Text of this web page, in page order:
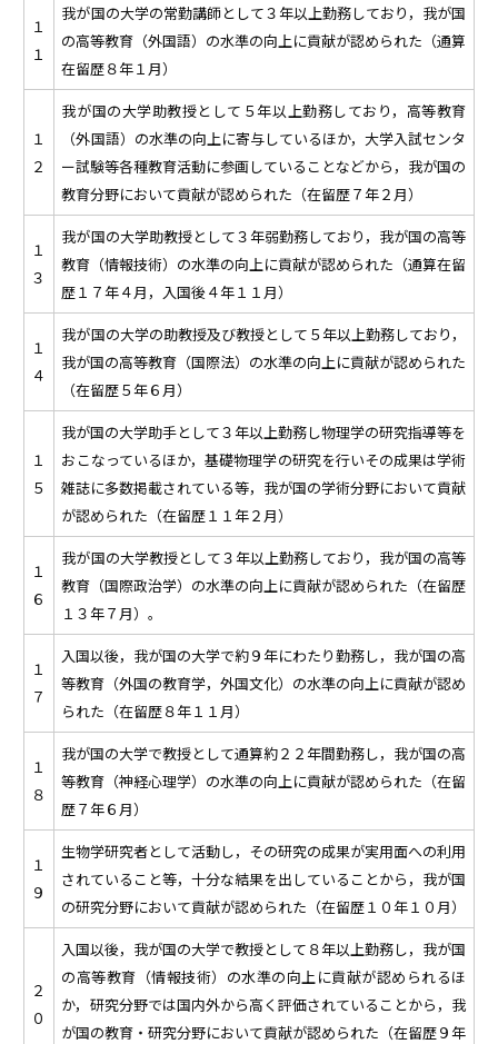
１
１
我が国の大学の常勤講師として３年以上勤務しており，我が国
の高等教育（外国語）の水準の向上に貢献が認められた（通算
在留歴８年１月）
１
２
我が国の大学助教授として５年以上勤務しており，高等教育
（外国語）の水準の向上に寄与しているほか，大学入試センタ
ー試験等各種教育活動に参画していることなどから，我が国の
教育分野において貢献が認められた（在留歴７年２月）
１
３
我が国の大学助教授として３年弱勤務しており，我が国の高等
教育（情報技術）の水準の向上に貢献が認められた（通算在留
歴１７年４月，入国後４年１１月）
１
４
我が国の大学の助教授及び教授として５年以上勤務しており，
我が国の高等教育（国際法）の水準の向上に貢献が認められた
（在留歴５年６月）
１
５
我が国の大学助手として３年以上勤務し物理学の研究指導等を
おこなっているほか，基礎物理学の研究を行いその成果は学術
雑誌に多数掲載されている等，我が国の学術分野において貢献
が認められた（在留歴１１年２月）
１
６
我が国の大学教授として３年以上勤務しており，我が国の高等
教育（国際政治学）の水準の向上に貢献が認められた（在留歴
１３年７月）。
１
７
入国以後，我が国の大学で約９年にわたり勤務し，我が国の高
等教育（外国の教育学，外国文化）の水準の向上に貢献が認め
られた（在留歴８年１１月）
１
８
我が国の大学で教授として通算約２２年間勤務し，我が国の高
等教育（神経心理学）の水準の向上に貢献が認められた（在留
歴７年６月）
１
９
生物学研究者として活動し，その研究の成果が実用面への利用
されていること等，十分な結果を出していることから，我が国
の研究分野において貢献が認められた（在留歴１０年１０月）
２
０
入国以後，我が国の大学で教授として８年以上勤務し，我が国
の高等教育（情報技術）の水準の向上に貢献が認められるほ
か，研究分野では国内外から高く評価されていることから，我
が国の教育・研究分野において貢献が認められた（在留歴９年